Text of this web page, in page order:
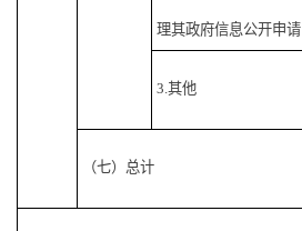
理其政府信息公开申请
3.其他
（七）总计